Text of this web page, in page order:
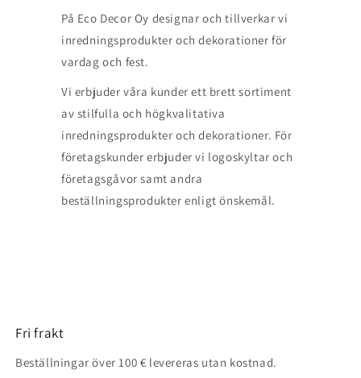
På Eco Decor Oy designar och tillverkar vi
inredningsprodukter och dekorationer för
vardag och fest.
Vi erbjuder våra kunder ett brett sortiment
av stilfulla och högkvalitativa
inredningsprodukter och dekorationer. För
företagskunder erbjuder vi logoskyltar och
företagsgåvor samt andra
beställningsprodukter enligt önskemål.
Fri frakt
Beställningar över 100 € levereras utan kostnad.